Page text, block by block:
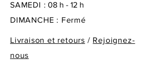
SAMEDI : 08 h - 12 h
DIMANCHE : Fermé
Livraison et retours / Rejoignez-
nous